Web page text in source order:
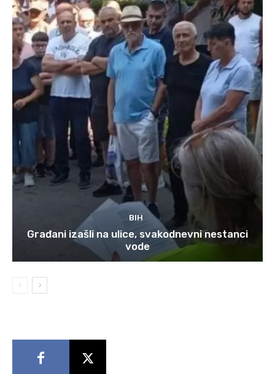
BIH
Građani izašli na ulice, svakodnevni nestanci
vode